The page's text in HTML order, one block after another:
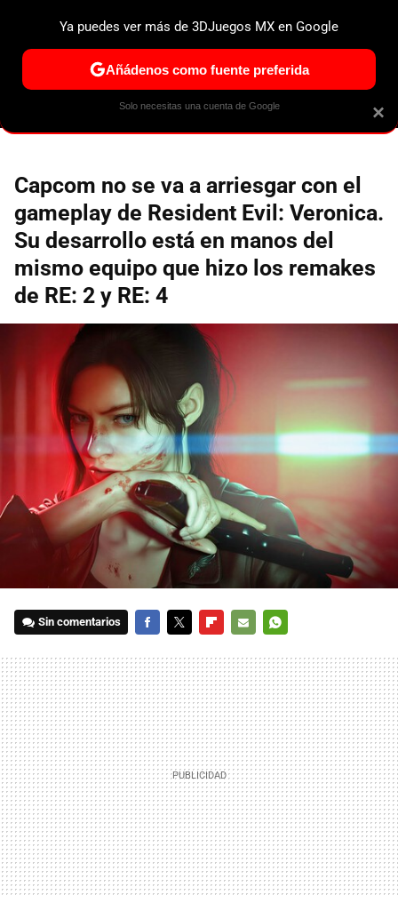
ESPECIALES PS5 NINTENDO SWITCH 2 XBOX
Capcom no se va a arriesgar con el
gameplay de Resident Evil: Veronica.
Su desarrollo está en manos del
mismo equipo que hizo los remakes
de RE: 2 y RE: 4
Sin comentarios
MAIL
×
Ya puedes ver más de 3DJuegos MX en Google
Añádenos como fuente preferida
Solo necesitas una cuenta de Google